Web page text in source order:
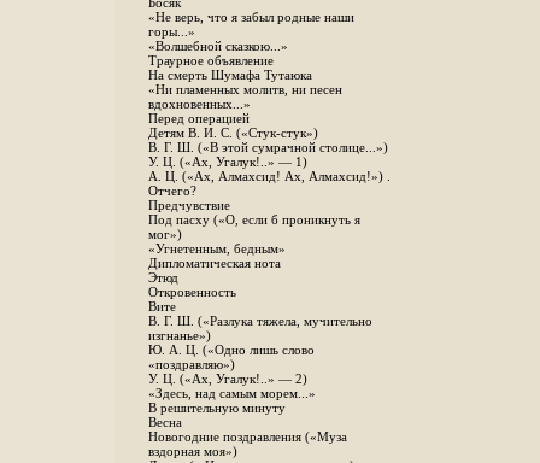
Босяк
«Не верь, что я забыл родные наши
горы...»
«Волшебной сказкою...»
Траурное объявление
На смерть Шумафа Тутаюка
«Ни пламенных молитв, ни песен
вдохновенных...»
Перед операцией
Детям В. И. С. («Стук-стук»)
В. Г. Ш. («В этой сумрачной столице...»)
У. Ц. («Ах, Угалук!..» — 1)
А. Ц. («Ах, Алмахсид! Ах, Алмахсид!») .
Отчего?
Предчувствие
Под пасху («О, если б проникнуть я
мог»)
«Угнетенным, бедным»
Дипломатическая нота
Этюд
Откровенность
Вите
B. Г. Ш. («Разлука тяжела, мучительно
изгнанье»)
Ю. А. Ц. («Одно лишь слово
«поздравляю»)
У. Ц. («Ах, Угалук!..» — 2)
«Здесь, над самым морем...»
В решительную минуту
Весна
Новогодние поздравления («Муза
вздорная моя»)